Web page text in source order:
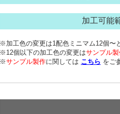
加工可能
※加工色の変更は1配色ミニマム12個〜
※12個以下の加工色の変更はサンプル
※サンプル製作に関しては こちら をご